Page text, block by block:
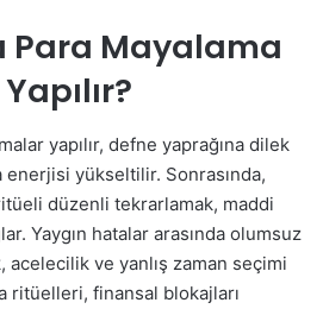
Para Mayalama
yapılır, defne yaprağına dilek
enerjisi yükseltilir. Sonrasında,
düzenli tekrarlamak, maddi
Yaygın hatalar arasında olumsuz
ve yanlış zaman seçimi
ritüelleri, finansal blokajları